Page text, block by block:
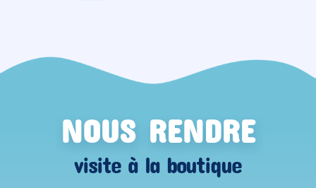
NOUS RENDRE
visite à la boutique